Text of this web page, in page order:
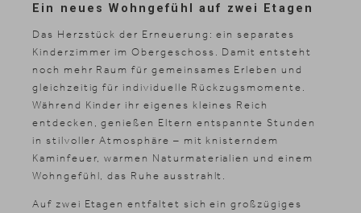
Ein neues Wohngefühl auf zwei Etagen
Das Herzstück der Erneuerung: ein separates
Kinderzimmer im Obergeschoss. Damit entsteht
noch mehr Raum für gemeinsames Erleben und
gleichzeitig für individuelle Rückzugsmomente.
Während Kinder ihr eigenes kleines Reich
entdecken, genießen Eltern entspannte Stunden
in stilvoller Atmosphäre – mit knisterndem
Kaminfeuer, warmen Naturmaterialien und einem
Wohngefühl, das Ruhe ausstrahlt.
Auf zwei Etagen entfaltet sich ein großzügiges